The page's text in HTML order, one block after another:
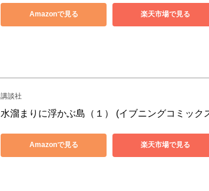
Amazonで見る 楽天市場で見る
講談社
水溜まりに浮かぶ島（１） (イブニングコミック
Amazonで見る 楽天市場で見る